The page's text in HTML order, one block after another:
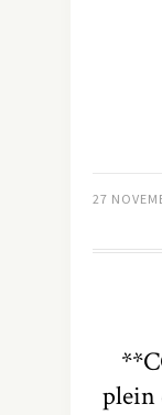
27
plein